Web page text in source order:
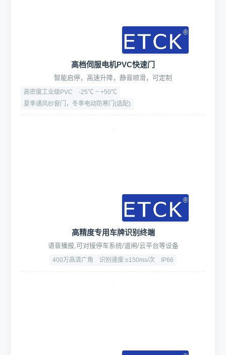
高档伺服电机PVC快速门
智能启停，高速升降，静音顺滑，可定制
高密度工业级PVC
-25℃ ~ +50℃
夏季通风纱窗门，冬季电动防寒门(选配)
高精度专用车牌识别终端
语音播报,可对接停车系统/道闸/云平台等设备
400万高清广角 识别速度:≤150ms/次 IP66